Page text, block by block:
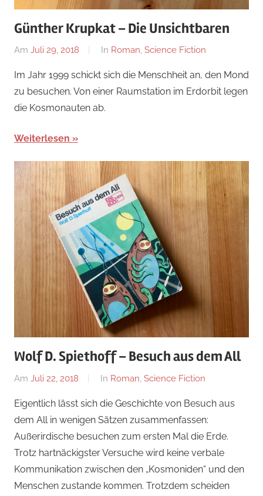
Günther Krupkat – Die Unsichtbaren
Am Juli 29, 2018
Von
In Roman, Science Fiction
Im Jahr 1999 schickt sich die Menschheit an, den Mond
zu besuchen. Von einer Raumstation im Erdorbit legen
die Kosmonauten ab.
Weiterlesen
Wolf D. Spiethoff – Besuch aus dem All
Am Juli 22, 2018
Von
In Roman Science Fiction
Eigentlich lässt sich die Geschichte von Besuch aus
dem All in wenigen Sätzen zusammenfassen:
Außerirdische besuchen zum ersten Mal die Erde.
Trotz hartnäckigster Versuche wird keine verbale
Kommunikation zwischen den „Kosmoniden“ und den
Menschen zustande kommen. Trotzdem scheiden